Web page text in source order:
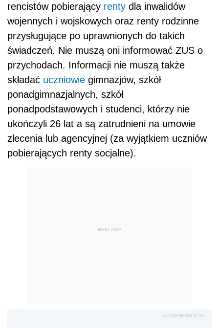
rencistów pobierający renty dla inwalidów
wojennych i wojskowych oraz renty rodzinne
przysługujące po uprawnionych do takich
świadczeń. Nie muszą oni informować ZUS o
przychodach. Informacji nie muszą także
składać uczniowie gimnazjów, szkół
ponadgimnazjalnych, szkół
ponadpodstawowych i studenci, którzy nie
ukończyli 26 lat a są zatrudnieni na umowie
zlecenia lub agencyjnej (za wyjątkiem uczniów
pobierających renty socjalne).
REKLAMA
AUTOPROMOCJA